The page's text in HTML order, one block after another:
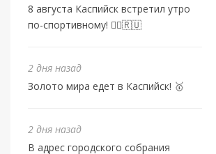
8 августа Каспийск встретил утро
по-спортивному! 🏃‍♂️🇷🇺
2 дня назад
Золото мира едет в Каспийск! 🥇
2 дня назад
В адрес городского собрания